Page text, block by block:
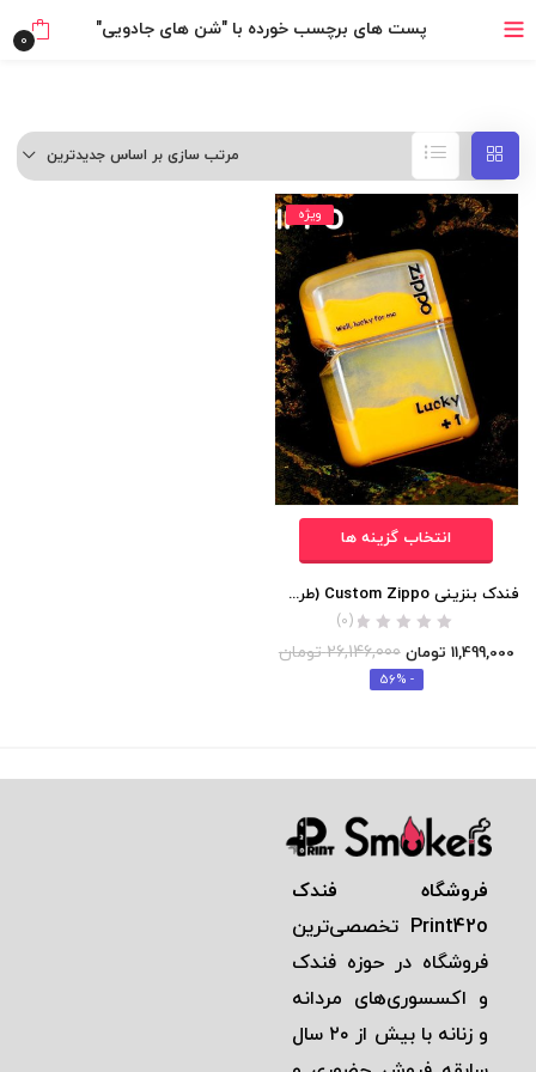
خرید قسطی با ترب‌پی
پست های برچسب خورده با "شن های جادویی" 0
مرتب سازی بر اساس جدیدترین
انتخاب گزینه ها
فندک بنزینی Custom Zippo (طرح شن های روان – شب تاب)
(0)
11,499,000 تومان 26,146,000 تومان
- 56%
ویژه
فروشگاه فندک
Print42o تخصصی‌ترين
فروشگاه در حوزه فندک
و اكسسوری‌های مردانه
و زنانه با بيش از ٢٠ سال